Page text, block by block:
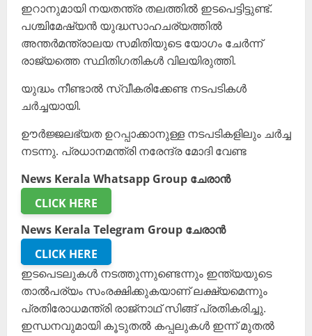
ഇറാനുമായി നയതന്ത്ര തലത്തിൽ ഇടപെട്ടിട്ടുണ്ട്.
പശ്ചിമേഷ്യൻ യുദ്ധസാഹചര്യത്തിൽ
അന്തർമന്ത്രാലയ സമിതിയുടെ യോഗം ചേർന്ന്
രാജ്യത്തെ സ്ഥിതിഗതികൾ വിലയിരുത്തി.
യുദ്ധം നീണ്ടാൽ സ്വീകരിക്കേണ്ട നടപടികൾ
ചർച്ചയായി.
ഊർജ്ജലഭ്യത ഉറപ്പാക്കാനുള്ള നടപടികളിലും ചർച്ച
നടന്നു. പ്രധാനമന്ത്രി നരേന്ദ്ര മോദി വേണ്ട
News Kerala Whatsapp Group ചേരാൻ
CLICK HERE
News Kerala Telegram Group ചേരാൻ
CLICK HERE
ഇടപെടലുകൾ നടത്തുന്നുണ്ടെന്നും ഇന്ത്യയുടെ
താൽപര്യം സംരക്ഷിക്കുകയാണ് ലക്ഷ്യമെന്നും
പ്രതിരോധമന്ത്രി രാജ്നാഥ് സിങ്ങ് പ്രതികരിച്ചു.
ഇന്ധനവുമായി കൂടുതൽ കപ്പലുകൾ ഇന്ന് മുതൽ